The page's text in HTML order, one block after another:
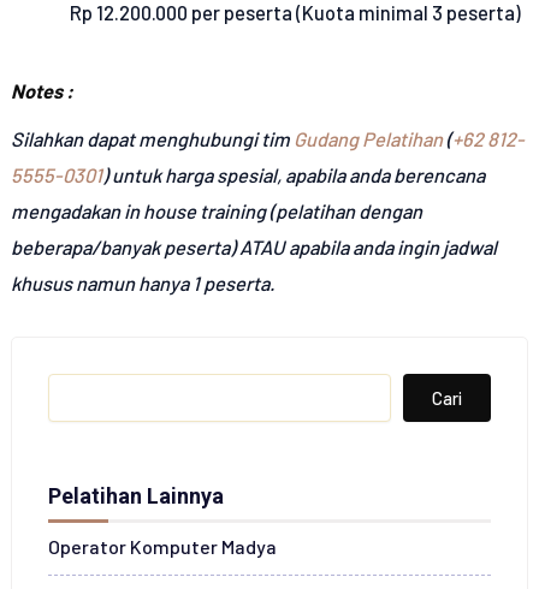
Rp 12.200.000 per peserta (Kuota minimal 3 peserta)
Notes :
Silahkan dapat menghubungi tim Gudang Pelatihan(+62 812-
5555-0301) untuk harga spesial, apabila anda berencana
mengadakan in house training (pelatihan dengan
beberapa/banyak peserta) ATAU apabila anda ingin jadwal
khusus namun hanya 1 peserta.
Search
Cari
Pelatihan Lainnya
Operator Komputer Madya